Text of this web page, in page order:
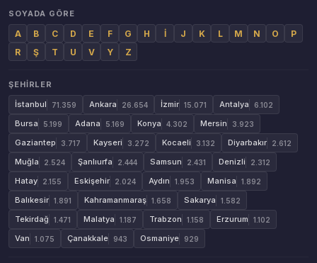
SOYADA GÖRE
A B C D E F G H İ J K L M N O
P
R
Ş T U V Y Z
ŞEHIRLER
İstanbul
71.359 Ankara 26.654 İzmir 15.071 Antalya 6.102
Bursa 5.199 Adana 5.169 Konya 4.302 Mersin 3.923
Gaziantep 3.717 Kayseri 3.272 Kocaeli 3.132 Diyarbakır 2.612
Muğla 2.524 Şanlıurfa 2.444 Samsun 2.431 Denizli 2.312
Hatay 2.155 Eskişehir 2.024 Aydın 1.953 Manisa 1.892
Balıkesir 1.891 Kahramanmaraş 1.658 Sakarya 1.582
Tekirdağ 1.471 Malatya 1.187 Trabzon 1.158 Erzurum 1.102
Van 1.075 Çanakkale 943 Osmaniye 929